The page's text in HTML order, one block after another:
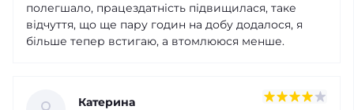
полегшало, працездатність підвищилася, таке
відчуття, що ще пару годин на добу додалося, я
більше тепер встигаю, а втомлююся менше.
Катерина